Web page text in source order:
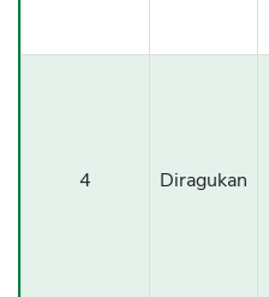
4 Diragukan